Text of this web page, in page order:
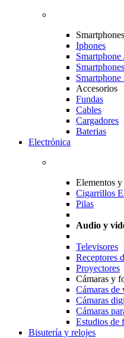
Smartphones
Iphones
Smartphone
Accesorios
Fundas
Cables
Cargadores
Baterias
Electrónica
Elementos
Cigarrillos
Pilas
Audio y
Televisores
Receptores
Proyectores
Cámaras y
Cámaras de
Cámaras
Cámaras
Estudios de
Bisutería y relojes